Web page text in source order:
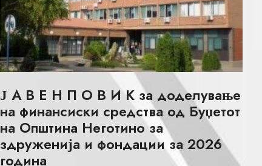
Ј А В Е Н П О В И К за доделување
на финансиски средства од Буџетот
на Општина Неготино за
здруженија и фондации за 2026
година